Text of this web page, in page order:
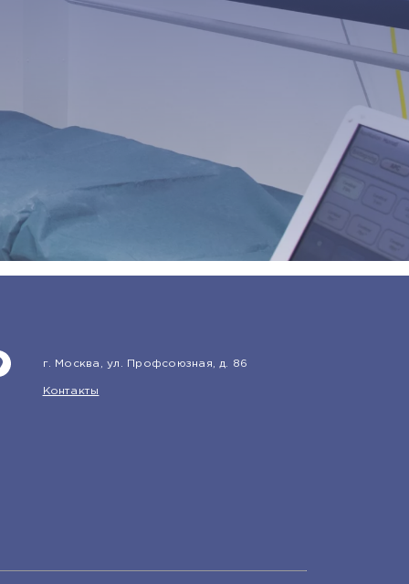
г. Москва, ул. Профсоюзная, д. 86
Контакты